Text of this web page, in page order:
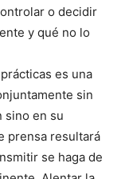
o decidir
y qué no lo
es una
sin
sino en su
prensa resultará
se haga de